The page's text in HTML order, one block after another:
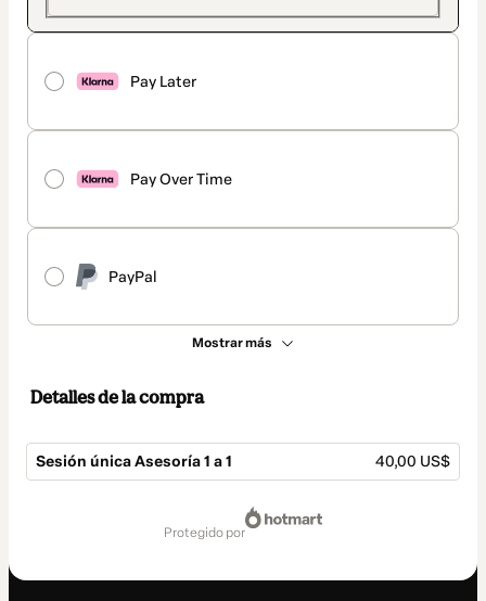
Pay Later
Pay Over Time
PayPal
Mostrar más
Detalles de la compra
Sesión única Asesoría 1 a 1 40,00 US$
protegido por